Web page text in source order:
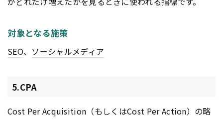
対象となる施策
SEO、 ソーシャルメディア
5.CPA
Cost Per Acquisition（もしくはCost Per Action）の略